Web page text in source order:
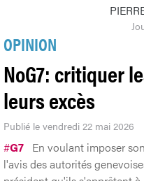
OPINION
NoG7: critiquer
leurs excès
Publié le vendredi 22 mai 2026
#G7 En voulant imposer
l'avis des autorités